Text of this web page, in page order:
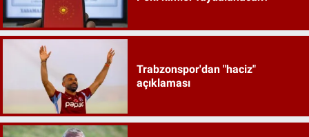
Trabzonspor'dan "haciz"
açıklaması